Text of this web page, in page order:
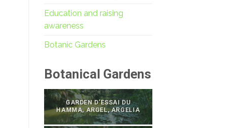
Education and raising
awareness
Botanic Gardens
Botanical Gardens
GARDEN D’ESSAI DU
HAMMA, ARGEL, ARGELIA